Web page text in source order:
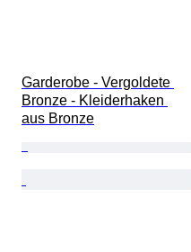
Garderobe - Vergoldete
Bronze - Kleiderhaken
aus Bronze